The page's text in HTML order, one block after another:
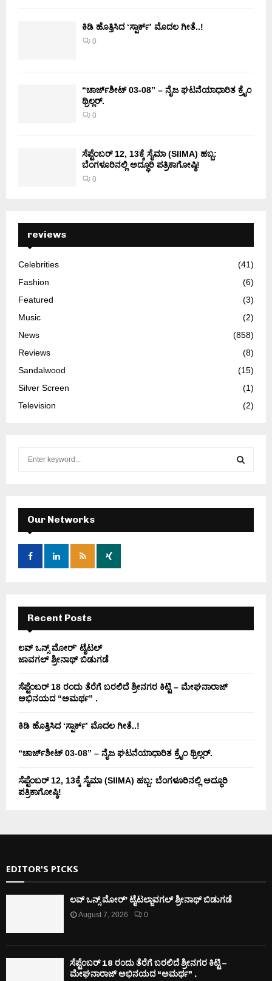
ಕಿಡಿ‌‌ ಹೊತ್ತಿಸಿದ ‘ಸ್ಪಾರ್ಕ್’ ಮೊದಲ‌ ಗೀತೆ..!
0
“ಚಾರ್ಜ್‌ಶೀಟ್ 03-08” – ನೈಜ ಘಟನೆಯಾಧಾರಿತ ಕ್ರೈಂ
ಥ್ರಿಲ್ಲರ್.
0
ಸೆಪ್ಟೆಂಬರ್ 12, 13ಕ್ಕೆ ಸೈಮಾ (SIIMA) ಹಬ್ಬ:
ಬೆಂಗಳೂರಿನಲ್ಲಿ ಅದ್ಧೂರಿ ಪತ್ರಿಕಾಗೋಷ್ಠಿ!
0
reviews
Celebrities
(41)
Fashion
(6)
Featured
(3)
Music
(2)
News
(858)
Reviews
(8)
Sandalwood
(15)
Silver Screen
(1)
Television
(2)
f
o
:
E
A
H
Our Networks
Recent Posts
ಲವ್ ಒನ್ಸ್ ಮೋರ್’ ಟೈಟಲ್
ಜಾವಗಲ್ ಶ್ರೀನಾಥ್ ಬಿಡುಗಡೆ
ಸೆಪ್ಟೆಂಬರ್ 18 ರಂದು ತೆರೆಗೆ ಬರಲಿದೆ ಶ್ರೀನಗರ ಕಿಟ್ಟಿ – ಮೇಘನಾರಾಜ್
ಅಭಿನಯದ “ಅಮರ್ಥ” .
ಕಿಡಿ‌‌ ಹೊತ್ತಿಸಿದ ‘ಸ್ಪಾರ್ಕ್’ ಮೊದಲ‌ ಗೀತೆ..!
“ಚಾರ್ಜ್‌ಶೀಟ್ 03-08” – ನೈಜ ಘಟನೆಯಾಧಾರಿತ ಕ್ರೈಂ ಥ್ರಿಲ್ಲರ್.
ಸೆಪ್ಟೆಂಬರ್ 12, 13ಕ್ಕೆ ಸೈಮಾ (SIIMA) ಹಬ್ಬ: ಬೆಂಗಳೂರಿನಲ್ಲಿ ಅದ್ಧೂರಿ
ಪತ್ರಿಕಾಗೋಷ್ಠಿ!
EDITOR'S PICKS
ಲವ್ ಒನ್ಸ್ ಮೋರ್’ ಟೈಟಲ್ಜಾವಗಲ್ ಶ್ರೀನಾಥ್ ಬಿಡುಗಡೆ
August 7, 2026 0
ಸೆಪ್ಟೆಂಬರ್ 18 ರಂದು ತೆರೆಗೆ ಬರಲಿದೆ ಶ್ರೀನಗರ ಕಿಟ್ಟಿ –
ಮೇಘನಾರಾಜ್ ಅಭಿನಯದ “ಅಮರ್ಥ” .